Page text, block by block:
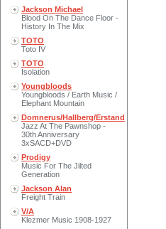
Jackson Michael
Blood On The Dance Floor -
History In The Mix
TOTO
Toto IV
TOTO
Isolation
Youngbloods
Youngbloods / Earth Music /
Elephant Mountain
Domnerus/Hallberg/Erstand
Jazz At The Pawnshop -
30th Anniversary
3xSACD+DVD
Prodigy
Music For The Jilted
Generation
Jackson Alan
Freight Train
V/A
Klezmer Music 1908-1927